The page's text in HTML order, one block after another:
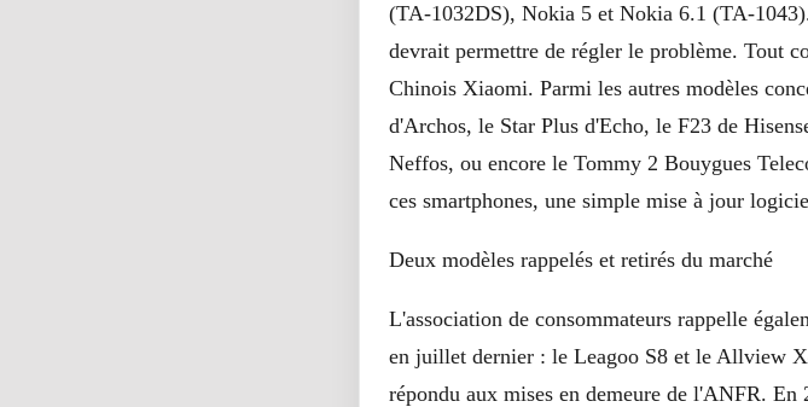
(TA-1032DS), Nokia 5 et Nokia 6.1 (TA-
devrait permettre de régler le problème. Tout
Chinois Xiaomi. Parmi les autres modèles
d'Archos, le Star Plus d'Echo, le F23 de
Neffos, ou encore le Tommy 2 Bouygues
ces smartphones, une simple mise à jour
Deux modèles rappelés et retirés du marché
L'association de consommateurs rappelle
en juillet dernier : le Leagoo S8 et le Allview
répondu aux mises en demeure de l'ANFR.